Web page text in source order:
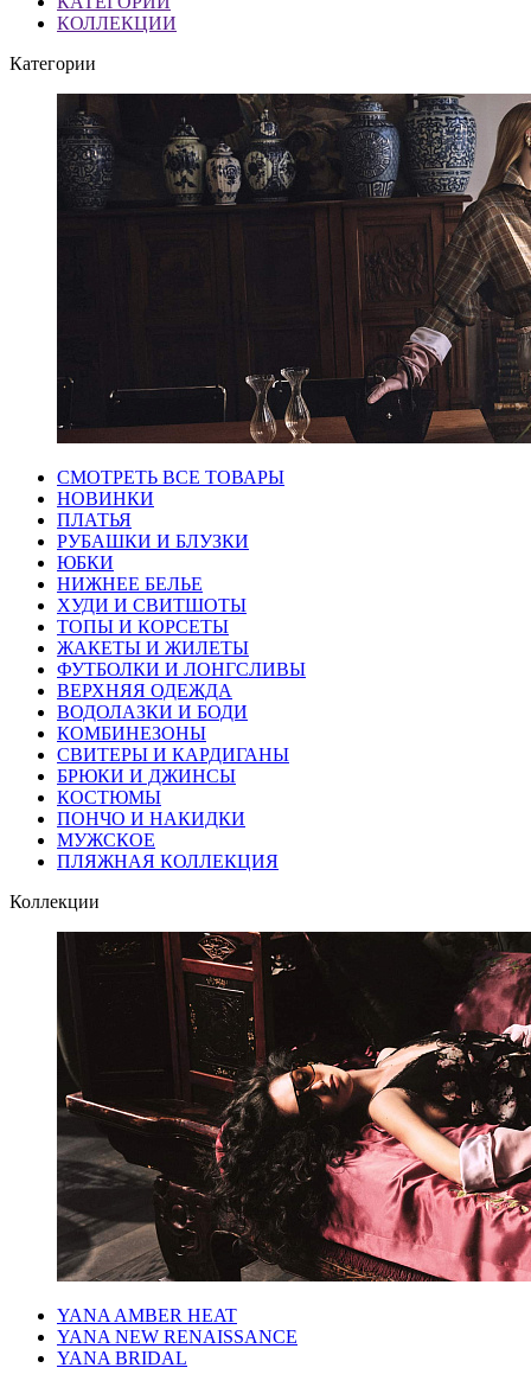
КОЛЛЕКЦИИ
Категории
СМОТРЕТЬ ВСЕ ТОВАРЫ
НОВИНКИ
ПЛАТЬЯ
РУБАШКИ И БЛУЗКИ
ЮБКИ
НИЖНЕЕ БЕЛЬЕ
ХУДИ И СВИТШОТЫ
ТОПЫ И КОРСЕТЫ
ЖАКЕТЫ И ЖИЛЕТЫ
ФУТБОЛКИ И ЛОНГСЛИВЫ
ВЕРХНЯЯ ОДЕЖДА
ВОДОЛАЗКИ И БОДИ
КОМБИНЕЗОНЫ
СВИТЕРЫ И КАРДИГАНЫ
БРЮКИ И ДЖИНСЫ
КОСТЮМЫ
ПОНЧО И НАКИДКИ
МУЖСКОЕ
ПЛЯЖНАЯ КОЛЛЕКЦИЯ
Коллекции
YANA AMBER HEAT
YANA NEW RENAISSANCE
YANA BRIDAL